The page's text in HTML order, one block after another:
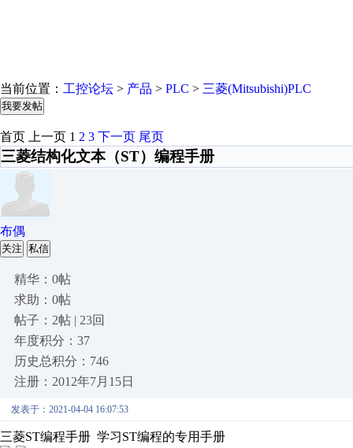
当前位置： 工控论坛 > 产品 > PLC > 三菱(Mitsubishi)PLC
我要发帖
首页 上一页 1 2 3 下一页 尾页
三菱结构化文本（ST）编程手册
布偶
关注 私信
精华：0帖
求助：0帖
帖子：2帖 | 23回
年度积分：37
历史总积分：746
注册：2012年7月15日
发表于：2021-04-04 16:07:53
三菱ST编程手册 学习ST编程的专用手册